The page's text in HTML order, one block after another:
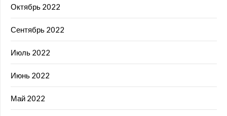
Октябрь 2022
Сентябрь 2022
Июль 2022
Июнь 2022
Май 2022